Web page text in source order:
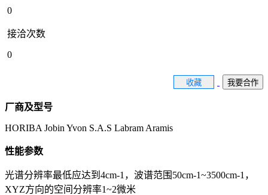
0
接洽次数
0
收藏 我要合作
厂商及型号
HORIBA Jobin Yvon S.A.S Labram Aramis
性能参数
光谱分辨率最低应达到4cm-1，波谱范围50cm-1~3500cm-1，
XYZ方向的空间分辨率1~2微米